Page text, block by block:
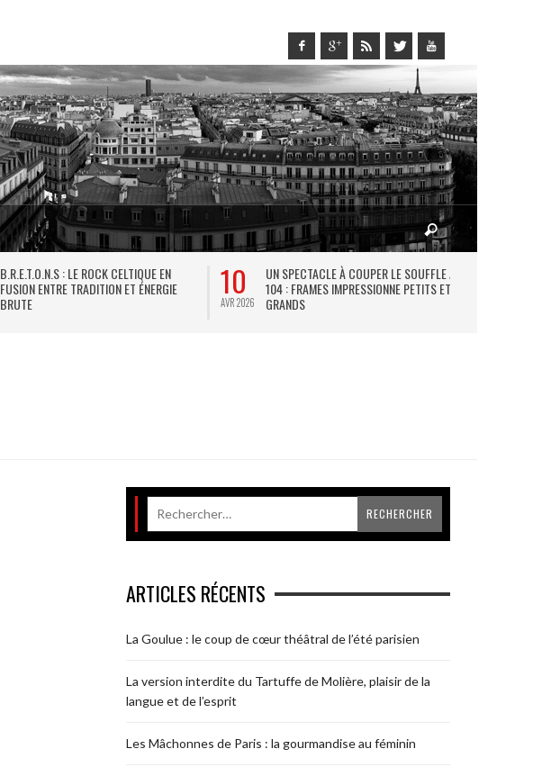
B.R.E.T.O.N.S : LE ROCK CELTIQUE EN
FUSION ENTRE TRADITION ET ÉNERGIE
BRUTE
10
AVR 2026
UN SPECTACLE À COUPER LE SOUFFLE AU
104 : FRAMES IMPRESSIONNE PETITS ET
GRANDS
ARTICLES RÉCENTS
La Goulue : le coup de cœur théâtral de l’été parisien
La version interdite du Tartuffe de Molière, plaisir de la
langue et de l’esprit
Les Mâchonnes de Paris : la gourmandise au féminin